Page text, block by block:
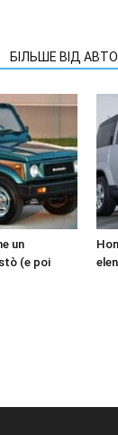
БІЛЬШЕ ВІД
un
(e poi